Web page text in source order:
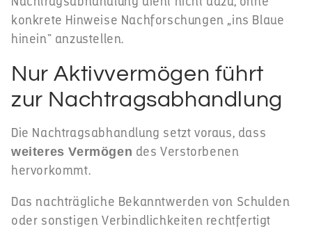
konkrete Hinweise Nachforschungen „ins Blaue
hinein“ anzustellen.
Nur Aktivvermögen führt
zur Nachtragsabhandlung
Die Nachtragsabhandlung setzt voraus, dass
weiteres Vermögen des Verstorbenen
hervorkommt.
Das nachträgliche Bekanntwerden von Schulden
oder sonstigen Verbindlichkeiten rechtfertigt